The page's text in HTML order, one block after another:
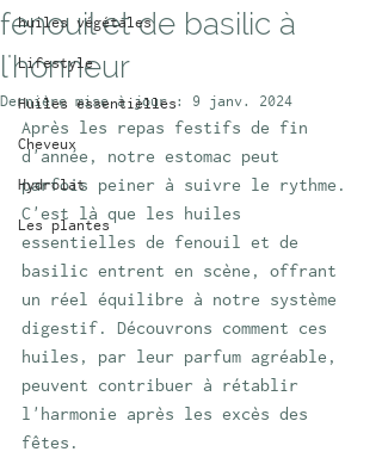
huiles végétales
Lifestyle
Huiles essentielles
Cheveux
Hydrolat
Les plantes
fenouil et de basilic à
l'honneur
Dernière mise à jour : 9 janv. 2024
Après les repas festifs de fin
d'année, notre estomac peut
parfois peiner à suivre le rythme.
C'est là que les huiles
essentielles de fenouil et de
basilic entrent en scène, offrant
un réel équilibre à notre système
digestif. Découvrons comment ces
huiles, par leur parfum agréable,
peuvent contribuer à rétablir
l'harmonie après les excès des
fêtes.